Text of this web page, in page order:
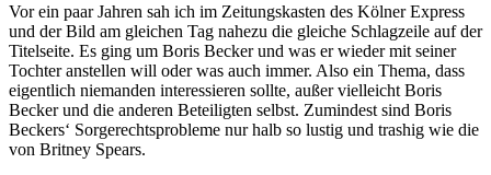
Vor ein paar Jahren sah ich im Zeitungskasten des Kölner Express
und der Bild am gleichen Tag nahezu die gleiche Schlagzeile auf der
Titelseite. Es ging um Boris Becker und was er wieder mit seiner
Tochter anstellen will oder was auch immer. Also ein Thema, dass
eigentlich niemanden interessieren sollte, außer vielleicht Boris
Becker und die anderen Beteiligten selbst. Zumindest sind Boris
Beckers‘ Sorgerechtsprobleme nur halb so lustig und trashig wie die
von Britney Spears.